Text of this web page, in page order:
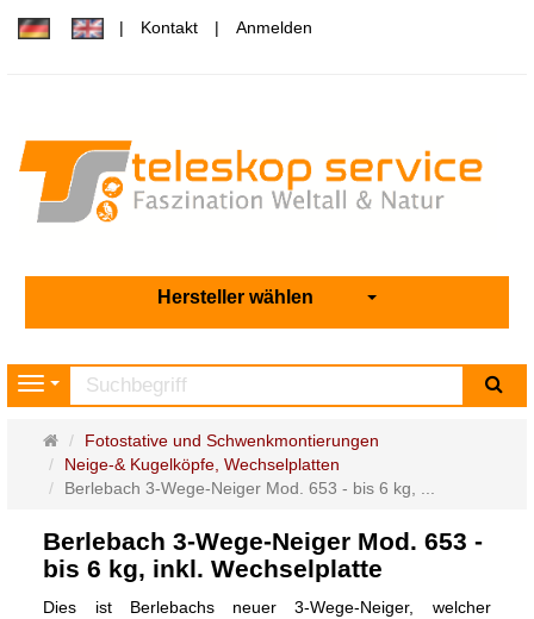
Kontakt Anmelden
Hersteller wählen
Navigation
Startseite
Fotostative und Schwenkmontierungen
Neige-& Kugelköpfe, Wechselplatten
Berlebach 3-Wege-Neiger Mod. 653 - bis 6 kg, ...
Berlebach 3-Wege-Neiger Mod. 653 -
bis 6 kg, inkl. Wechselplatte
Dies ist Berlebachs neuer 3-Wege-Neiger, welcher